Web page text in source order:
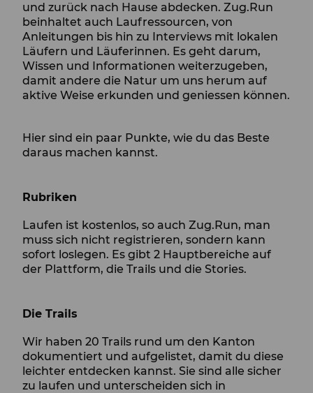
und zurück nach Hause abdecken. Zug.Run
beinhaltet auch Laufressourcen, von
Anleitungen bis hin zu Interviews mit lokalen
Läufern und Läuferinnen. Es geht darum,
Wissen und Informationen weiterzugeben,
damit andere die Natur um uns herum auf
aktive Weise erkunden und geniessen können.
Hier sind ein paar Punkte, wie du das Beste
daraus machen kannst.
Rubriken
Laufen ist kostenlos, so auch Zug.Run, man
muss sich nicht registrieren, sondern kann
sofort loslegen. Es gibt 2 Hauptbereiche auf
der Plattform, die Trails und die Stories.
Die Trails
Wir haben 20 Trails rund um den Kanton
dokumentiert und aufgelistet, damit du diese
leichter entdecken kannst. Sie sind alle sicher
zu laufen und unterscheiden sich in